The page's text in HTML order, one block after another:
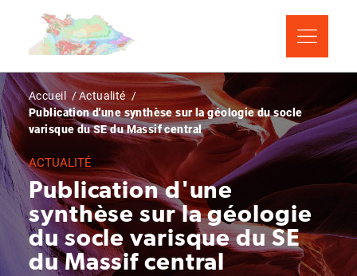
contenu
Fil
d'Ariane
Accueil
Actualité
Publication d'une synthèse sur la géologie du socle
varisque du SE du Massif central
ACTUALITÉ
Publication d'une
synthèse sur la géologie
du socle varisque du SE
du Massif central